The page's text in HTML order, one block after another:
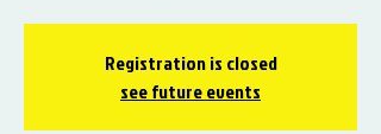
Registration is closed
see future events